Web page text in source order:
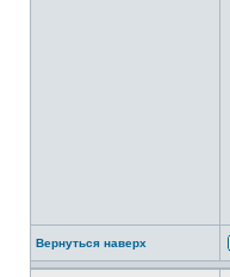
Вернуться наверх